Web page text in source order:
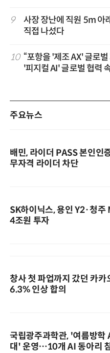
9
사장 장난에 직원 5m 아
직접 나섰다
10 “포항을 '제조 AX' 글로
'피지컬 AI' 글로벌 협력
주요뉴스
배민, 라이더 PASS 본인인
무자격 라이더 차단
SK하이닉스, 용인 Y2·청주
4조원 투자
창사 첫 파업까지 갔던 카
6.3% 인상 합의
국립광주과학관, '여름방학
대' 운영…10개 AI 동